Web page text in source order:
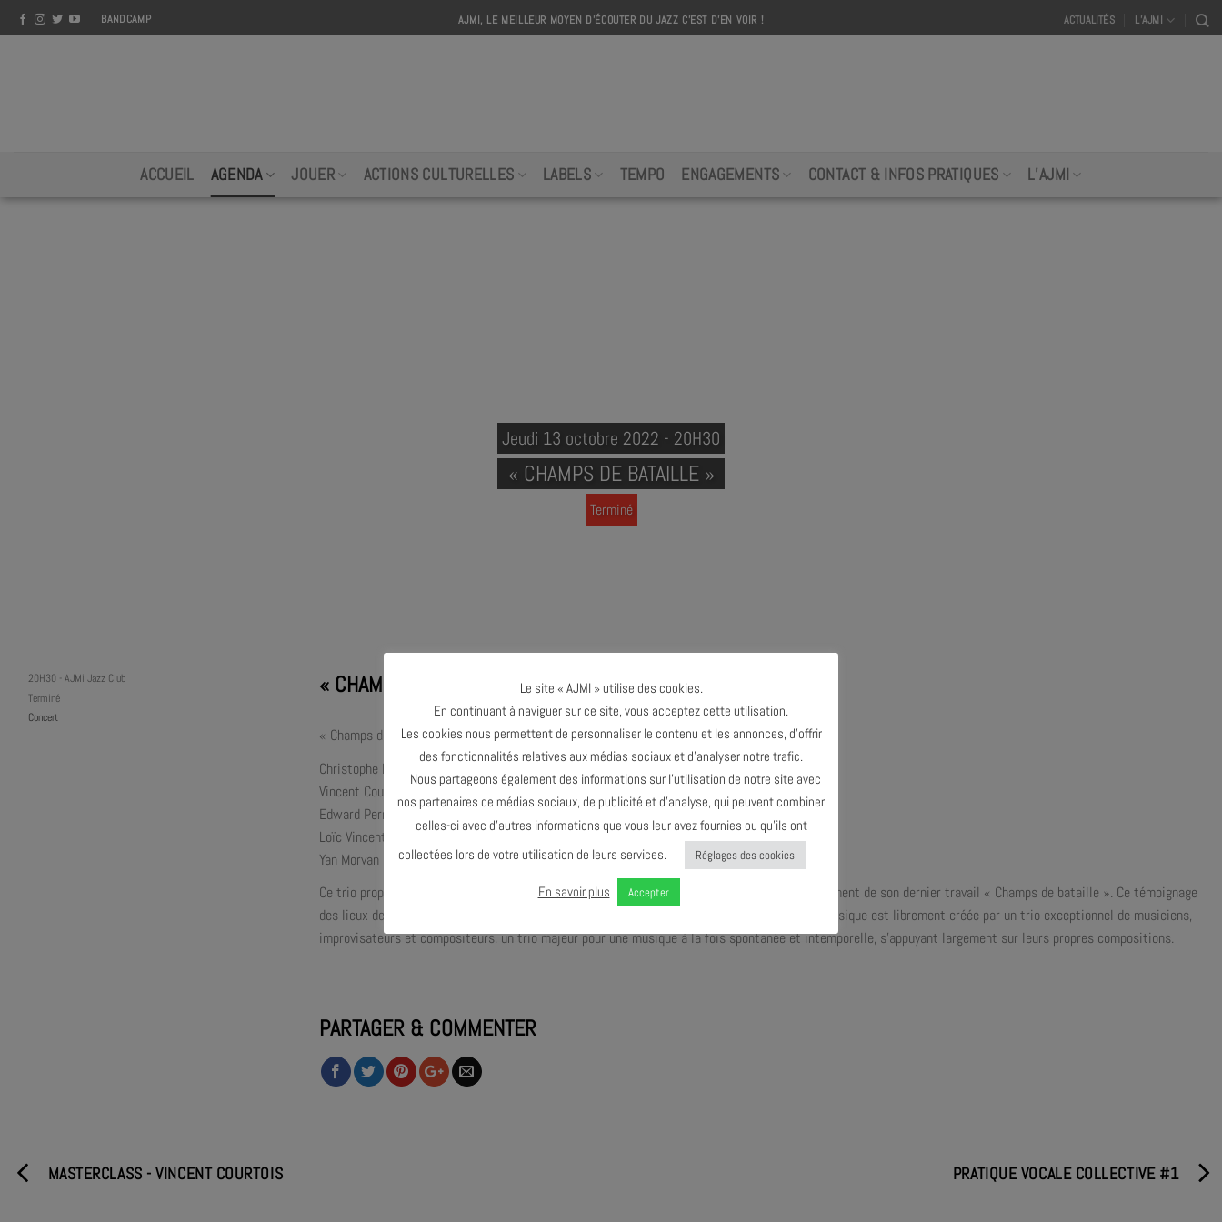
Skip
to
BANDCAMP AJMI, LE MEILLEUR MOYEN D'ÉCOUTER DU JAZZ C'EST D'EN VOIR ! ACTUALITÉS L’AJMI
ACCUEIL AGENDA JOUER ACTIONS CULTURELLES LABELS TEMPO ENGAGEMENTS CONTACT & INFOS PRATIQUES L’AJMI
Jeudi 13 octobre 2022 - 20H30
« CHAMPS DE BATAILLE »
Terminé
20H30 - AJMi Jazz Club
Terminé
Concert
« CHAMPS DE BATAILLE »
« Champs de bataille »
Christophe Rocher : Clarinettes
Vincent Courtois : Violoncelle
Edward Perraud : batterie
Loïc Vincent : Editing photo, projection
Yan Morvan : photographies
Ce trio propose un PHOTO-CONCERT sur les images du photographe Yan Morvan, issues notamment de son dernier travail « Champs de bataille ». Ce témoignage
des lieux de guerres récents ou plus anciens reflète la matière humaine en plein conflit. La musique est librement créée par un trio exceptionnel de musiciens,
improvisateurs et compositeurs, un trio majeur pour une musique à la fois spontanée et intemporelle, s’appuyant largement sur leurs propres compositions.
PARTAGER & COMMENTER
MASTERCLASS - VINCENT COURTOIS PRATIQUE VOCALE COLLECTIVE #1
Le site « AJMI » utilise des cookies.
En continuant à naviguer sur ce site, vous acceptez cette utilisation.
Les cookies nous permettent de personnaliser le contenu et les annonces, d’offrir
des fonctionnalités relatives aux médias sociaux et d’analyser notre trafic.
Nous partageons également des informations sur l’utilisation de notre site avec
nos partenaires de médias sociaux, de publicité et d’analyse, qui peuvent combiner
celles-ci avec d’autres informations que vous leur avez fournies ou qu’ils ont
collectées lors de votre utilisation de leurs services.
Réglages des cookies
En savoir plus Accepter